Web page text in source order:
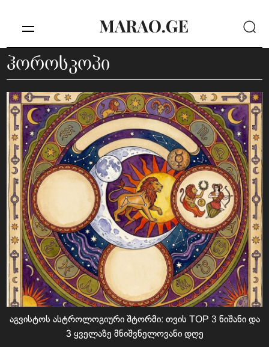
ჰოროსკოპი
აგვისტოს ასტროლოგიური შტორმი: თვის TOP 3 ნიშანი და
3 ყველაზე მნიშვნელოვანი დღე